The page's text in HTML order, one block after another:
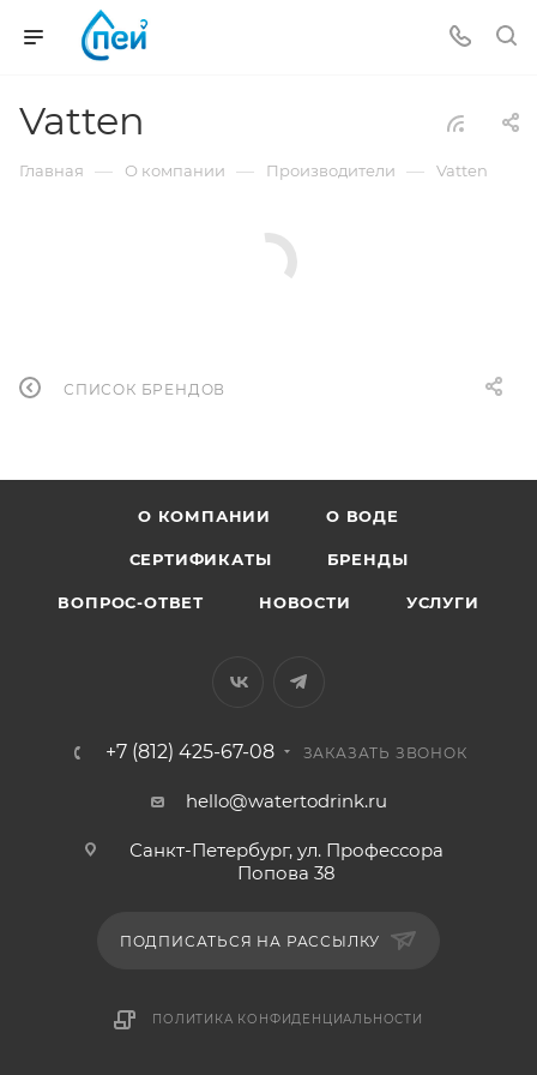
Vatten
Главная — О компании — Производители — Vatten
СПИСОК БРЕНДОВ
О КОМПАНИИ О ВОДЕ
СЕРТИФИКАТЫ БРЕНДЫ
ВОПРОС-ОТВЕТ НОВОСТИ УСЛУГИ
+7 (812) 425-67-08 ЗАКАЗАТЬ ЗВОНОК
hello@watertodrink.ru
Санкт-Петербург, ул. Профессора
Попова 38
ПОДПИСАТЬСЯ НА РАССЫЛКУ
ПОЛИТИКА КОНФИДЕНЦИАЛЬНОСТИ